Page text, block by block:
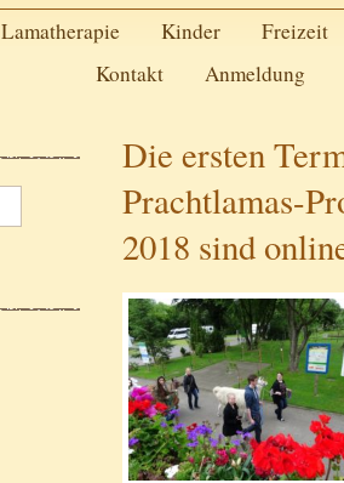
Lamatherapie Kinder
Freizeit
Kontakt
Anmeldung
Die ersten
Prachtlamas-
2018 sind